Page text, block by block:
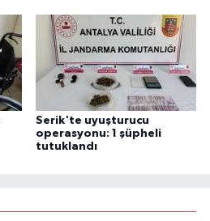
Serik'te uyuşturucu
operasyonu: 1 şüpheli
tutuklandı